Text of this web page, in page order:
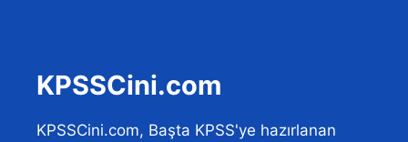
KPSSCini.com
KPSSCini.com, Başta KPSS'ye hazırlanan